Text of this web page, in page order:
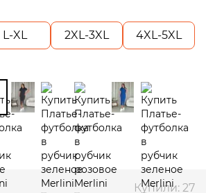
L-XL 2XL-3XL 4XL-5XL
Купили: 27